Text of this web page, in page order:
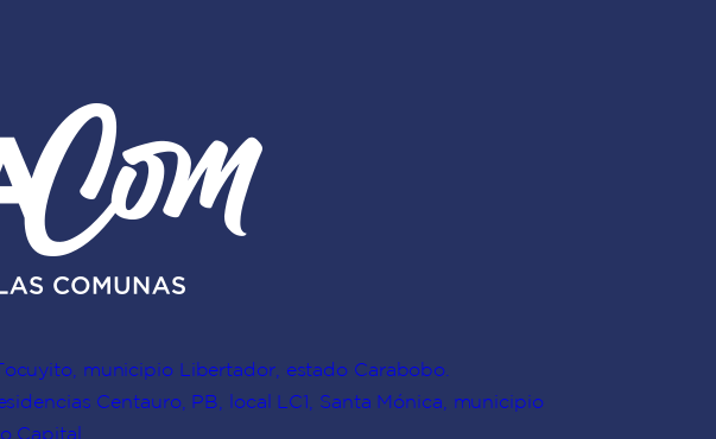
municipio Libertador, estado Carabobo.
Centauro, PB, local LC1, Santa Mónica, municipio
Capital